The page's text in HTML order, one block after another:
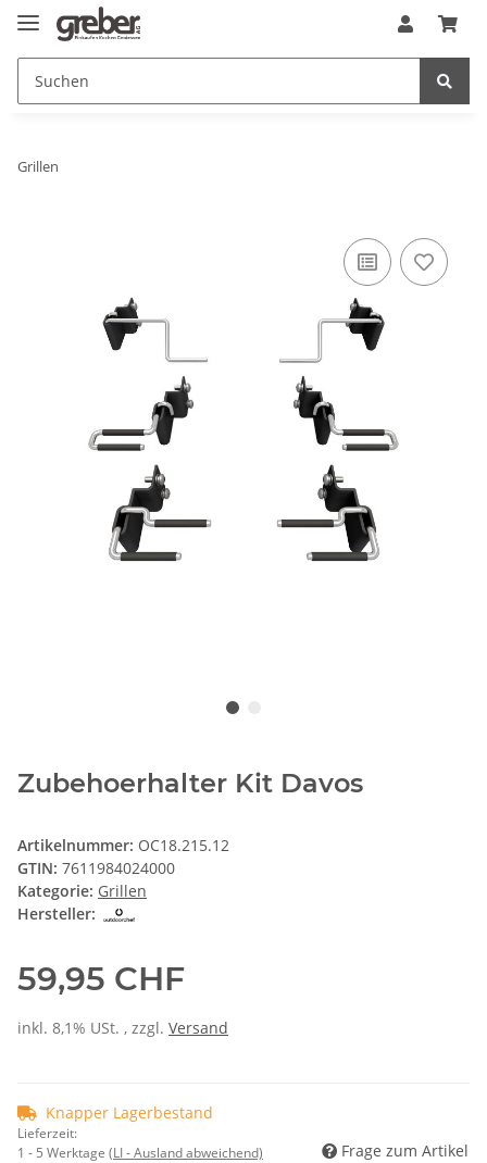
Grillen
Zubehoerhalter Kit Davos
Artikelnummer: OC18.215.12
GTIN: 7611984024000
Kategorie: Grillen
Hersteller:
59,95 CHF
inkl. 8,1% USt. , zzgl. Versand
Knapper Lagerbestand
Lieferzeit:
1 - 5 Werktage (LI - Ausland abweichend) Frage zum Artikel